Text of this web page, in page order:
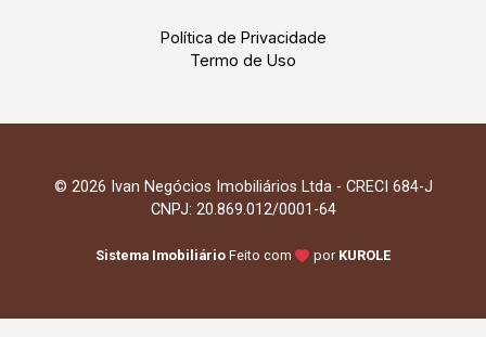
Política de Privacidade
Termo de Uso
© 2026 Ivan Negócios Imobiliários Ltda - CRECI 684-J
CNPJ: 20.869.012/0001-64
Sistema Imobiliário Feito com por KUROLE